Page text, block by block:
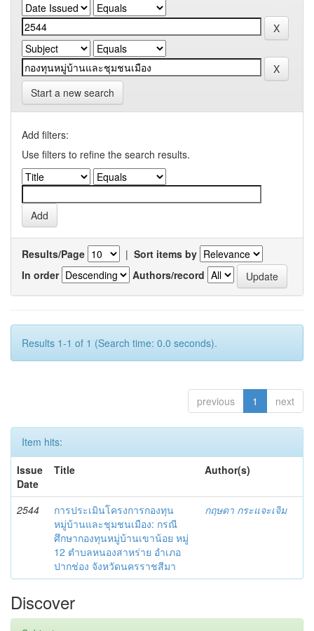
Start a new search
Add filters:
Use filters to refine the search results.
Results/Page | Sort items by
In order
Authors/record
Results 1-1 of 1 (Search time: 0.0 seconds).
previous 1 next
Item hits:
Issue
Date
Title Author(s)
2544
การประเมินโครงการกองทุน
หมู่บ้านและชุมชนเมือง: กรณี
ศึกษากองทุนหมู่บ้านเขาน้อย หมู่
12 ตำบลหนองสาหร่าย อำเภอ
ปากช่อง จังหวัดนครราชสีมา
กฤษดา กระแจะเจิม
Discover